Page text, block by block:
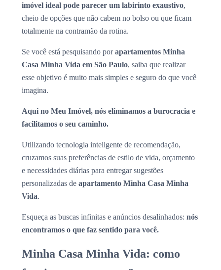
imóvel ideal pode parecer um labirinto exaustivo,
cheio de opções que não cabem no bolso ou que ficam
totalmente na contramão da rotina.
Se você está pesquisando porapartamentos Minha
Casa Minha Vida em São Paulo, saiba que realizar
esse objetivo é muito mais simples e seguro do que você
imagina.
Aqui no Meu Imóvel, nós eliminamos a burocracia e
facilitamos o seu caminho.
Utilizando tecnologia inteligente de recomendação,
cruzamos suas preferências de estilo de vida, orçamento
e necessidades diárias para entregar sugestões
personalizadas de apartamento Minha Casa Minha
Vida.
Esqueça as buscas infinitas e anúncios desalinhados: nós
encontramos o que faz sentido para você.
Minha Casa Minha Vida: como